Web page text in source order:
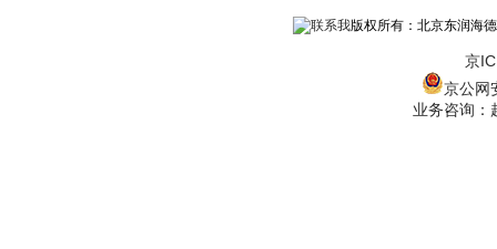
版权所有：北京东润海
京
京公网
业务咨询：